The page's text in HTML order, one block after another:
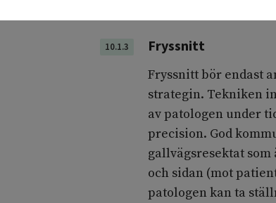
10.1.3 Fryssnitt
Fryssnitt bör endast
strategin. Tekniken
av patologen under
precision. God
gallvägsresektat
och sidan (mot
patologen kan ta